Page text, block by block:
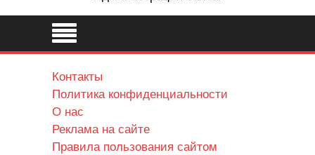
Контакты
Политика конфиденциальности
О нас
Реклама на сайте
Правила пользования сайтом